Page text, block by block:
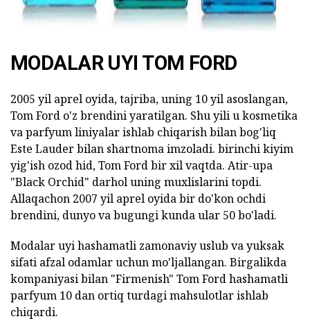
MODALAR UYI TOM FORD
2005 yil aprel oyida, tajriba, uning 10 yil asoslangan,
Tom Ford o'z brendini yaratilgan. Shu yili u kosmetika
va parfyum liniyalar ishlab chiqarish bilan bog'liq
Este Lauder bilan shartnoma imzoladi. birinchi kiyim
yig'ish ozod hid, Tom Ford bir xil vaqtda. Atir-upa
"Black Orchid" darhol uning muxlislarini topdi.
Allaqachon 2007 yil aprel oyida bir do'kon ochdi
brendini, dunyo va bugungi kunda ular 50 bo'ladi.
Modalar uyi hashamatli zamonaviy uslub va yuksak
sifati afzal odamlar uchun mo'ljallangan. Birgalikda
kompaniyasi bilan "Firmenish" Tom Ford hashamatli
parfyum 10 dan ortiq turdagi mahsulotlar ishlab
chiqardi.